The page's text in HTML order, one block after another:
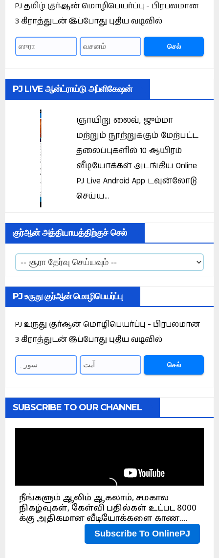
PJ தமிழ் குர்ஆன் மொழிபெயர்ப்பு - பிரபலமான
3 கிராத்துடன் இப்போது புதிய வடிவில்
செல்
PJ LIVE ஆன்ட்ராய்டு அப்ளிகேஷன்
ஞாயிறு லைவ், ஜும்மா
மற்றும் நூற்றுக்கும் மேற்பட்ட
தலைப்புகளில் 10 ஆயிரம்
வீடியோக்கள் அடங்கிய Online
PJ Live Android App டவுன்லோடு
செய்ய...
குர்ஆன் அத்தியாயத்திற்குச் செல்
PJ உருது குர்ஆன் மொழிபெயர்ப்பு
PJ உருது குர்ஆன் மொழிபெயர்ப்பு - பிரபலமான
3 கிராத்துடன் இப்போது புதிய வடிவில்
செல்
SUBSCRIBE TO OUR CHANNEL